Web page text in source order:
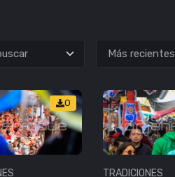
0
TRADICIONES